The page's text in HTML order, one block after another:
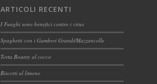
ARTICOLI RECENTI
I Funghi sono benefici contro i virus
Spaghetti con i Gamberi Grandi/Mazzancolle
Torta Bounty al cocco
Biscotti al limone